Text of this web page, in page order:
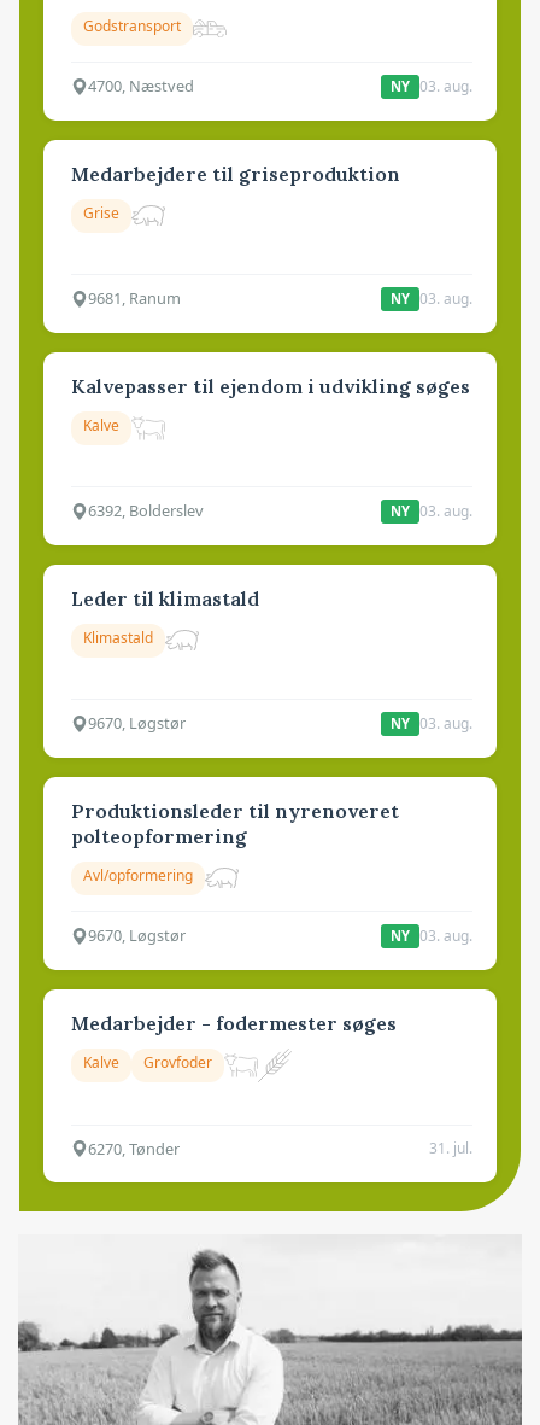
Godstransport
4700, Næstved NY 03. aug.
Medarbejdere til griseproduktion
Grise
9681, Ranum NY 03. aug.
Kalvepasser til ejendom i udvikling søges
Kalve
6392, Bolderslev NY 03. aug.
Leder til klimastald
Klimastald
9670, Løgstør NY 03. aug.
Produktionsleder til nyrenoveret
polteopformering
Avl/opformering
9670, Løgstør NY 03. aug.
Medarbejder - fodermester søges
Kalve Grovfoder
6270, Tønder 31. jul.